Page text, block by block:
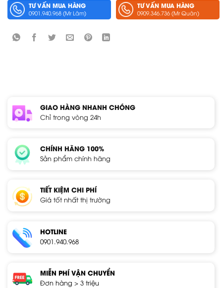
TƯ VẤN MUA HÀNG
0901.940.968 (Mr Lâm)
TƯ VẤN MUA HÀNG
0909.346.736 (Mr Quân)
GIAO HÀNG NHANH CHÓNG
Chỉ trong vòng 24h
CHÍNH HÃNG 100%
Sản phẩm chính hãng
TIẾT KIỆM CHI PHÍ
Giá tốt nhất thị trường
HOTLINE
0901.940.968
MIỄN PHÍ VẬN CHUYỂN
Đơn hàng > 3 triệu